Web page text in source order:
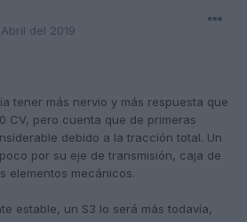
del 2019
tener más nervio y más respuesta que
CV, pero cuenta que de primeras
debido a la tracción total. Un
por su eje de transmisión, caja de
elementos mecánicos.
estable, un S3 lo será más todavía,